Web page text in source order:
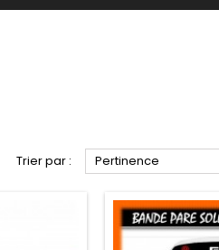
Trier par : Pertinence